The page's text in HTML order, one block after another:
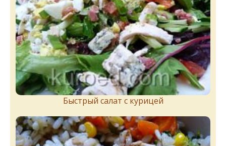
Быстрый салат с курицей